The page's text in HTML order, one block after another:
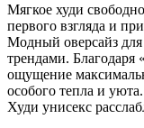
Мягкое худи
первого взгляда и
Модный оверсайз для
трендами. Благодаря
ощущение
особого тепла и уюта.
Худи унисекс